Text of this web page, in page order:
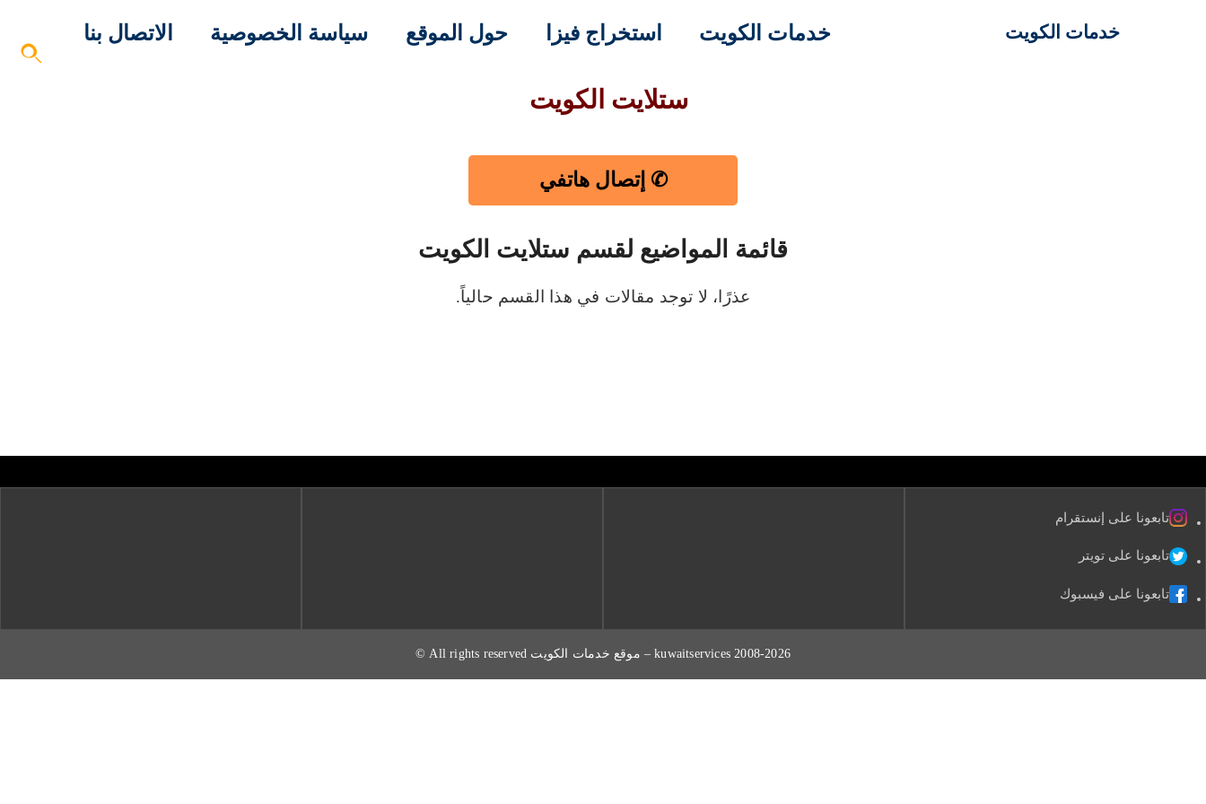
خدمات الكويت خدمات الكويت استخراج فيزا حول الموقع سياسة الخصوصية الاتصال بنا
ستلايت الكويت
✆ إتصال هاتفي
قائمة المواضيع لقسم ستلايت الكويت
عذرًا، لا توجد مقالات في هذا القسم حالياً.
تابعونا على إنستقرام
تابعونا على تويتر
تابعونا على فيسبوك
2008-2026 kuwaitservices – موقع خدمات الكويت All rights reserved ©